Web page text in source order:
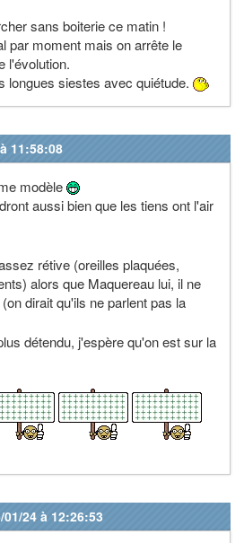
sans boiterie ce matin !
par moment mais on arrête le
l'évolution.
longues siestes avec quiétude.
11:58:08
modèle
aussi bien que les tiens ont l'air
rétive (oreilles plaquées,
alors que Maquereau lui, il ne
dirait qu'ils ne parlent pas la
détendu, j'espère qu'on est sur la
01/24 à 12:26:53